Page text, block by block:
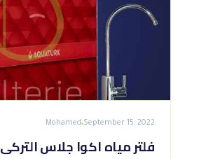
September 15, 2022
Mohamed
فلتر مياه اكوا جلاس التركى